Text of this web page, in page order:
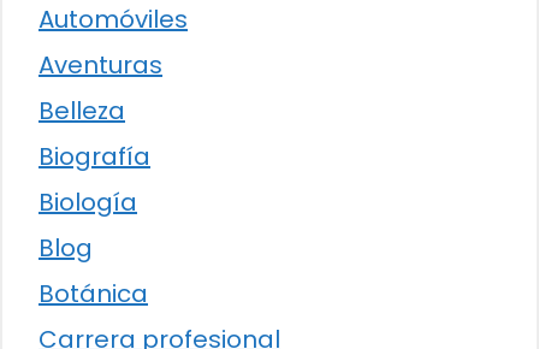
Automóviles
Aventuras
Belleza
Biografía
Biología
Blog
Botánica
Carrera profesional